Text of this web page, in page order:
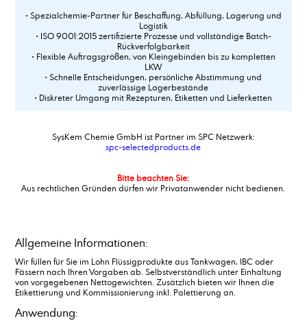
Acrylsäure
Adipinsäure
Aldehyd C 14
Alkene C24-C28
Alkohole, C14-15-branched and linear
Aluminiumstearat
Aluminiumsulfat, Lösung 48-50%
Aluminiumsulfat,fest, 17/18%
Amidosulfonsäure
Ammoniumacetat, Lösung, ca. 50 %
• Spezialchemie-Partner für Beschaffung, Abfüllung, Lagerung und
Logistik
• ISO 9001:2015 zertifizierte Prozesse und vollständige Batch-
Rückverfolgbarkeit
• Flexible Auftragsgrößen, von Kleingebinden bis zu kompletten
LKW
• Schnelle Entscheidungen, persönliche Abstimmung und
zuverlässige Lagerbestände
• Diskreter Umgang mit Rezepturen, Etiketten und Lieferketten
SysKem Chemie GmbH ist Partner im SPC Netzwerk:
spc-selectedproducts.de
Bitte beachten Sie:
Aus rechtlichen Gründen dürfen wir Privatanwender nicht bedienen.
Allgemeine Informationen:
Wir füllen für Sie im Lohn Flüssigprodukte aus Tankwagen, IBC oder
Fässern nach Ihren Vorgaben ab. Selbstverständlich unter Einhaltung
von vorgegebenen Nettogewichten. Zusätzlich bieten wir Ihnen die
Etikettierung und Kommissionierung inkl. Palettierung an.
Anwendung: